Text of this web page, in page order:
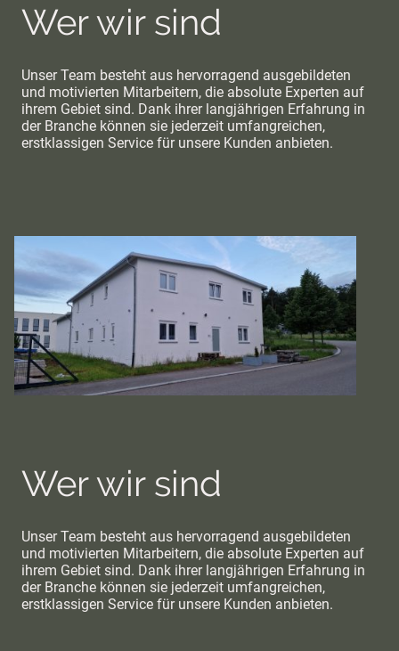
Wer wir sind
Unser Team besteht aus hervorragend ausgebildeten
und motivierten Mitarbeitern, die absolute Experten auf
ihrem Gebiet sind. Dank ihrer langjährigen Erfahrung in
der Branche können sie jederzeit umfangreichen,
erstklassigen Service für unsere Kunden anbieten.
Wer wir sind
Unser Team besteht aus hervorragend ausgebildeten
und motivierten Mitarbeitern, die absolute Experten auf
ihrem Gebiet sind. Dank ihrer langjährigen Erfahrung in
der Branche können sie jederzeit umfangreichen,
erstklassigen Service für unsere Kunden anbieten.